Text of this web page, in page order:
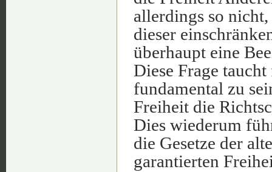
allerdings so
dieser
überhaupt eine
Diese Frage
fundamental zu
Freiheit die
Dies wiederum
die Gesetze der
garantierten